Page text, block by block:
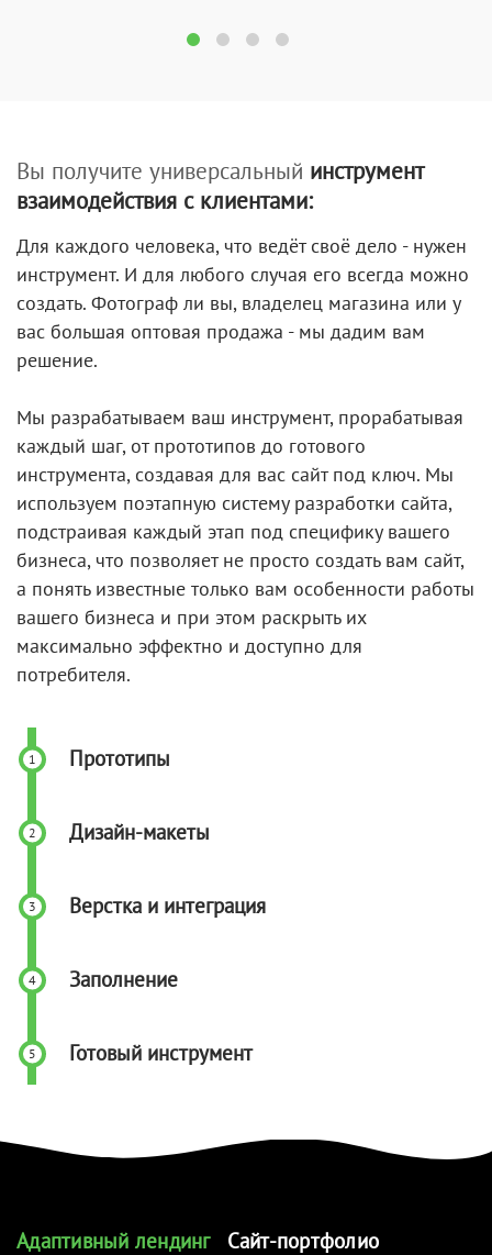
Вы получите универсальный инструмент
взаимодействия с клиентами:
Для каждого человека, что ведёт своё дело - нужен
инструмент. И для любого случая его всегда можно
создать. Фотограф ли вы, владелец магазина или у
вас большая оптовая продажа - мы дадим вам
решение.
Мы разрабатываем ваш инструмент, прорабатывая
каждый шаг, от прототипов до готового
инструмента, создавая для вас сайт под ключ. Мы
используем поэтапную систему разработки сайта,
подстраивая каждый этап под специфику вашего
бизнеса, что позволяет не просто создать вам сайт,
а понять известные только вам особенности работы
вашего бизнеса и при этом раскрыть их
максимально эффектно и доступно для
потребителя.
Прототипы
Дизайн-макеты
Верстка и интеграция
Заполнение
Готовый инструмент
Адаптивный лендинг
Сайт-портфолио